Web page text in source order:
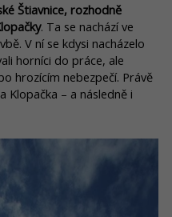
Štiavnice, rozhodně
. Ta se nachází ve
V ní se kdysi nacházelo
horníci do práce, ale
hrozícím nebezpečí. Právě
– a následně i